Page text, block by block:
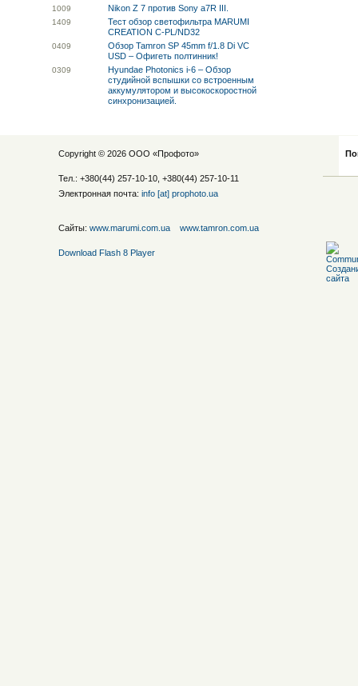
1009 Nikon Z 7 против Sony a7R III.
1409
Тест обзор светофильтра MARUMI
CREATION C-PL/ND32
0409
Обзор Tamron SP 45mm f/1.8 Di VC
USD – Офигеть полтинник!
0309
Hyundae Photonics i-6 – Обзор
студийной вспышки со встроенным
аккумулятором и высокоскоростной
синхронизацией.
Copyright © 2026 ООО «Профото»
Тел.: +380(44) 257-10-10, +380(44) 257-10-11
Электронная почта: info [at] prophoto.ua
Сайты: www.marumi.com.ua www.tamron.com.ua
Download Flash 8 Player